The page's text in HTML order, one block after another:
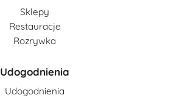
Sklepy
Restauracje
Rozrywka
Udogodnienia
Udogodnienia